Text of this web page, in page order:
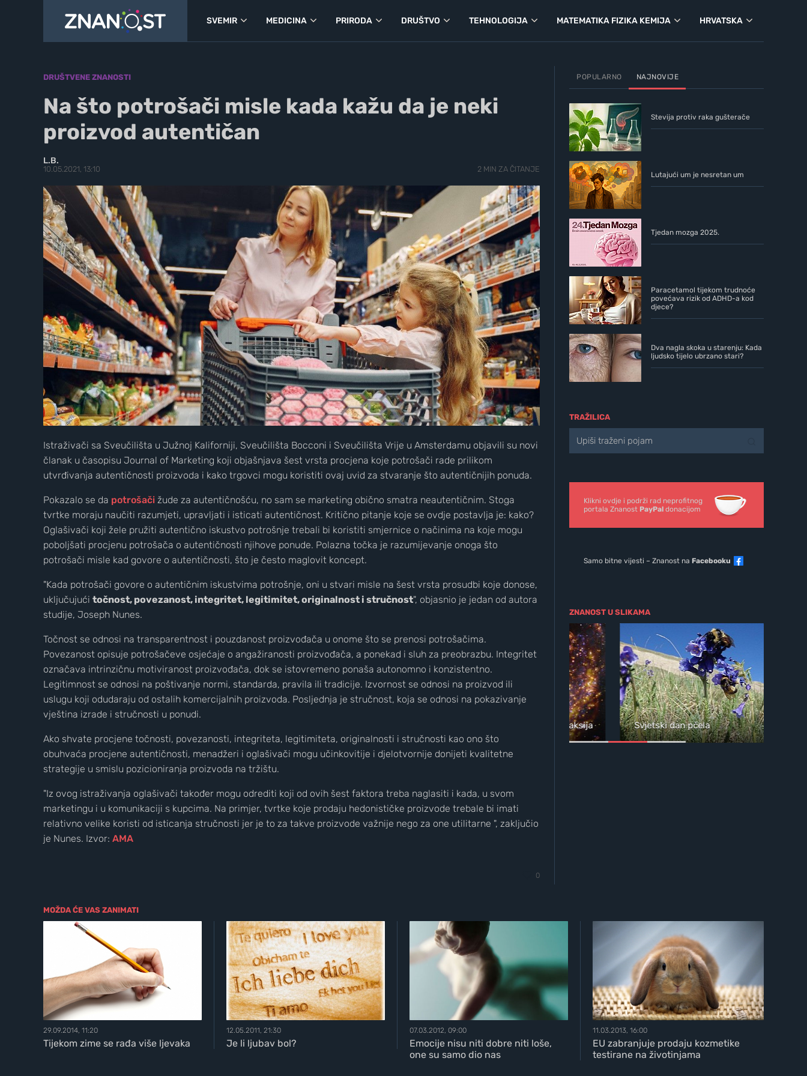
SVEMIR MEDICINA PRIRODA DRUŠTVO TEHNOLOGIJA MATEMATIKA FIZIKA KEMIJA HRVATSKA
DRUŠTVENE ZNANOSTI
Na što potrošači misle kada kažu da je neki
proizvod autentičan
L.B.
10.05.2021, 13:10 2 MIN ZA ČITANJE
Istraživači sa Sveučilišta u Južnoj Kaliforniji, Sveučilišta Bocconi i Sveučilišta Vrije u Amsterdamu objavili su novi
članak u časopisu Journal of Marketing koji objašnjava šest vrsta procjena koje potrošači rade prilikom
utvrđivanja autentičnosti proizvoda i kako trgovci mogu koristiti ovaj uvid za stvaranje što autentičnijih ponuda.
Pokazalo se da potrošači žude za autentičnošću, no sam se marketing obično smatra neautentičnim. Stoga
tvrtke moraju naučiti razumjeti, upravljati i isticati autentičnost. Kritično pitanje koje se ovdje postavlja je: kako?
Oglašivači koji žele pružiti autentično iskustvo potrošnje trebali bi koristiti smjernice o načinima na koje mogu
poboljšati procjenu potrošača o autentičnosti njihove ponude. Polazna točka je razumijevanje onoga što
potrošači misle kad govore o autentičnosti, što je često maglovit koncept.
"Kada potrošači govore o autentičnim iskustvima potrošnje, oni u stvari misle na šest vrsta prosudbi koje donose,
uključujući točnost, povezanost, integritet, legitimitet, originalnost i stručnost", objasnio je jedan od autora
studije, Joseph Nunes.
Točnost se odnosi na transparentnost i pouzdanost proizvođača u onome što se prenosi potrošačima.
Povezanost opisuje potrošačeve osjećaje o angažiranosti proizvođača, a ponekad i sluh za preobrazbu. Integritet
označava intrinzičnu motiviranost proizvođača, dok se istovremeno ponaša autonomno i konzistentno.
Legitimnost se odnosi na poštivanje normi, standarda, pravila ili tradicije. Izvornost se odnosi na proizvod ili
uslugu koji odudaraju od ostalih komercijalnih proizvoda. Posljednja je stručnost, koja se odnosi na pokazivanje
vještina izrade i stručnosti u ponudi.
Ako shvate procjene točnosti, povezanosti, integriteta, legitimiteta, originalnosti i stručnosti kao ono što
obuhvaća procjene autentičnosti, menadžeri i oglašivači mogu učinkovitije i djelotvornije donijeti kvalitetne
strategije u smislu pozicioniranja proizvoda na tržištu.
"Iz ovog istraživanja oglašivači također mogu odrediti koji od ovih šest faktora treba naglasiti i kada, u svom
marketingu i u komunikaciji s kupcima. Na primjer, tvrtke koje prodaju hedonističke proizvode trebale bi imati
relativno velike koristi od isticanja stručnosti jer je to za takve proizvode važnije nego za one utilitarne ", zaključio
je Nunes. Izvor: AMA
0
POPULARNO NAJNOVIJE
Stevija protiv raka gušterače
Lutajući um je nesretan um
Tjedan mozga 2025.
Paracetamol tijekom trudnoće
povećava rizik od ADHD-a kod
djece?
Dva nagla skoka u starenju: Kada
ljudsko tijelo ubrzano stari?
TRAŽILICA
Klikni ovdje i podrži rad neprofitnog
portala Znanost PayPal donacijom
Samo bitne vijesti – Znanost na Facebooku
ZNANOST U SLIKAMA
Svjetski dan pčela
3
MOŽDA ĆE VAS ZANIMATI
29.09.2014, 11:20
Tijekom zime se rađa više ljevaka
12.05.2011, 21:30
Je li ljubav bol?
07.03.2012, 09:00
Emocije nisu niti dobre niti loše,
one su samo dio nas
11.03.2013, 16:00
EU zabranjuje prodaju kozmetike
testirane na životinjama